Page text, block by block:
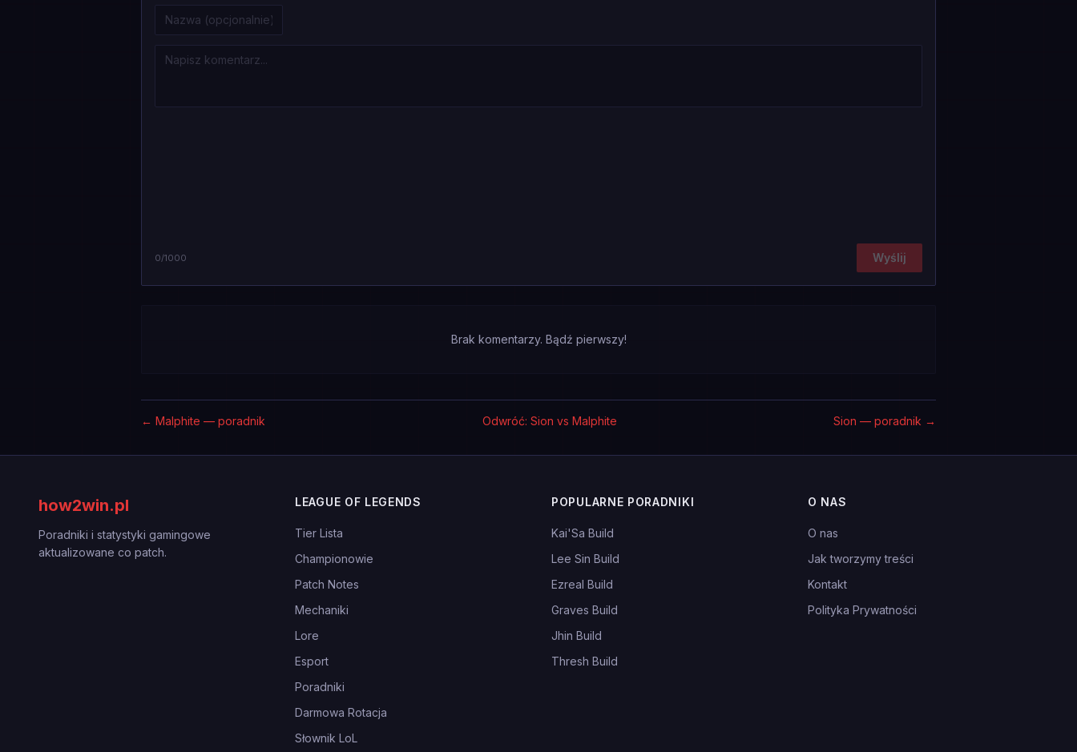
0/1000 Wyślij
Brak komentarzy. Bądź pierwszy!
← Malphite — poradnik Odwróć: Sion vs Malphite Sion — poradnik →
how2win.pl
Poradniki i statystyki gamingowe
aktualizowane co patch.
LEAGUE OF LEGENDS
Tier Lista
Championowie
Patch Notes
Mechaniki
Lore
Esport
Poradniki
Darmowa Rotacja
Słownik LoL
POPULARNE PORADNIKI
Kai'Sa Build
Lee Sin Build
Ezreal Build
Graves Build
Jhin Build
Thresh Build
O NAS
O nas
Jak tworzymy treści
Kontakt
Polityka Prywatności